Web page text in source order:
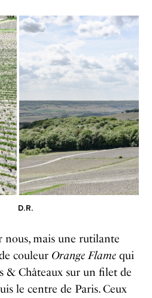
D.R.
nous, mais une rutilante
couleur Orange Flame qui
& Châteaux sur un filet de
le centre de Paris. Ceux